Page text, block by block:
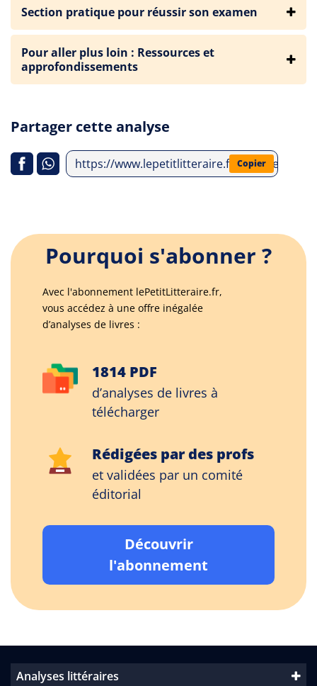
Section pratique pour réussir son examen
Pour aller plus loin : Ressources et
approfondissements
Partager cette analyse
https://www.lepetitlitteraire.fr/analyses-
Copier
Pourquoi s'abonner ?
Avec l'abonnement lePetitLitteraire.fr,
vous accédez à une offre inégalée
d’analyses de livres :
1814 PDF
d’analyses de livres à
télécharger
Rédigées par des profs
et validées par un comité
éditorial
Découvrir
l'abonnement
Analyses littéraires